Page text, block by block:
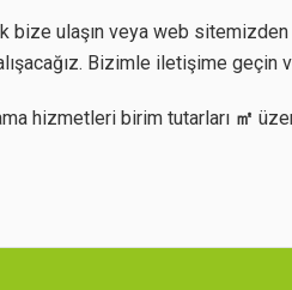
bize ulaşın veya web
Bizimle iletişime geçin
hizmetleri birim tutarları ㎡